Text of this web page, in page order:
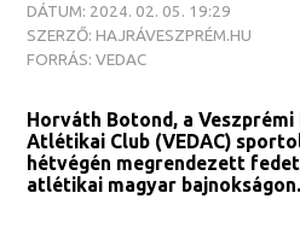
DÁTUM: 2024. 02. 05. 19:29
SZERZŐ: HAJRÁVESZPRÉM.HU
FORRÁS: VEDAC
Horváth Botond, a Veszprémi
Atlétikai Club (VEDAC)
hétvégén megrendezett
atlétikai magyar bajnokságon.